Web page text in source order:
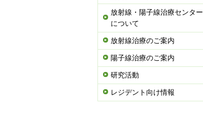
放射線・陽子線治療センター
について
放射線治療のご案内
陽子線治療のご案内
研究活動
レジデント向け情報